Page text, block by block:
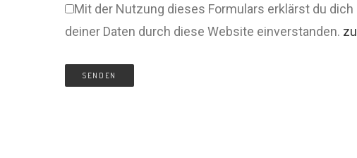
Mit der Nutzung dieses Formulars erklärst du
deiner Daten durch diese Website einverstanden.